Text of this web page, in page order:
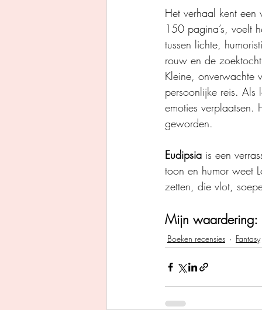
Het verhaal kent een
150 pagina’s, voelt
tussen lichte,
rouw en de
Kleine, onverwachte
persoonlijke reis. Als
emoties verplaatsen.
geworden.
Eudipsia is een
toon en humor weet
zetten, die vlot,
Mijn waardering:
Boeken recensies Fantasy